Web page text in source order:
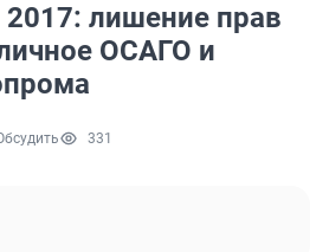
лишение прав
ОСАГО и
331